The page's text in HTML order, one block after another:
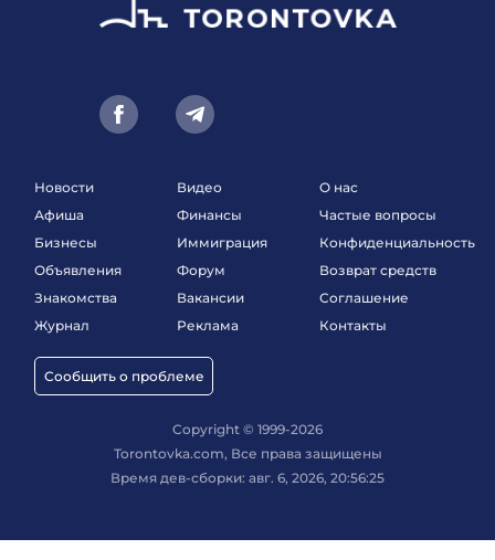
Новости
Афиша
Бизнесы
Объявления
Знакомства
Журнал
Сообщить о проблеме
Видео
Финансы
Иммиграция
Форум
Вакансии
Реклама
О нас
Частые вопросы
Конфиденциальность
Возврат средств
Соглашение
Контакты
Copyright © 1999-2026
Torontovka.com, Все права защищены
Время дев-сборки: авг. 6, 2026, 20:56:25